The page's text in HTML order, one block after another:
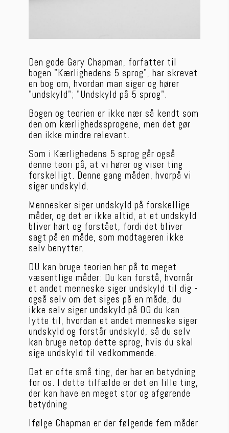
Den gode Gary Chapman, forfatter til
bogen "Kærlighedens 5 sprog", har skrevet
en bog om, hvordan man siger og hører
"undskyld"; "Undskyld på 5 sprog".
Bogen og teorien er ikke nær så kendt som
den om kærlighedssprogene, men det gør
den ikke mindre relevant.
Som i Kærlighedens 5 sprog går også
denne teori på, at vi hører og viser ting
forskelligt. Denne gang måden, hvorpå vi
siger undskyld.
Mennesker siger undskyld på forskellige
måder, og det er ikke altid, at et undskyld
bliver hørt og forstået, fordi det bliver
sagt på en måde, som modtageren ikke
selv benytter.
DU kan bruge teorien her på to meget
væsentlige måder: Du kan forstå, hvornår
et andet menneske siger undskyld til dig -
også selv om det siges på en måde, du
ikke selv siger undskyld på OG du kan
lytte til, hvordan et andet menneske siger
undskyld og forstår undskyld, så du selv
kan bruge netop dette sprog, hvis du skal
sige undskyld til vedkommende.
Det er ofte små ting, der har en betydning
for os. I dette tilfælde er det en lille ting,
der kan have en meget stor og afgørende
betydning
Ifølge Chapman er der følgende fem måder